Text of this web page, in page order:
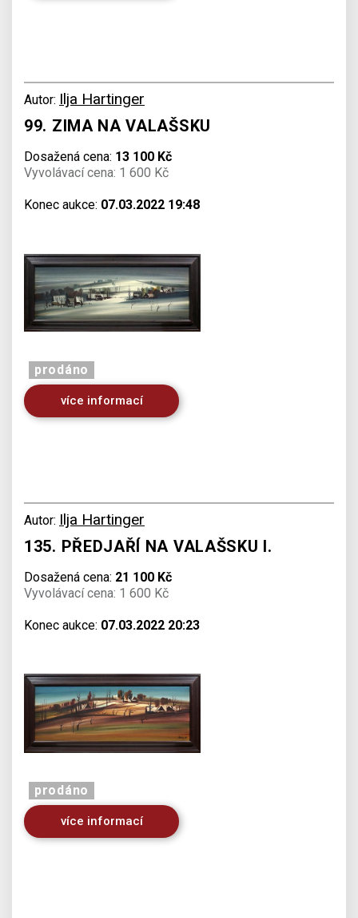
Autor: Ilja Hartinger
99. ZIMA NA VALAŠSKU
Dosažená cena: 13 100 Kč
Vyvolávací cena: 1 600 Kč
Konec aukce: 07.03.2022 19:48
prodáno
více informací
Autor: Ilja Hartinger
135. PŘEDJAŘÍ NA VALAŠSKU I.
Dosažená cena: 21 100 Kč
Vyvolávací cena: 1 600 Kč
Konec aukce: 07.03.2022 20:23
prodáno
více informací